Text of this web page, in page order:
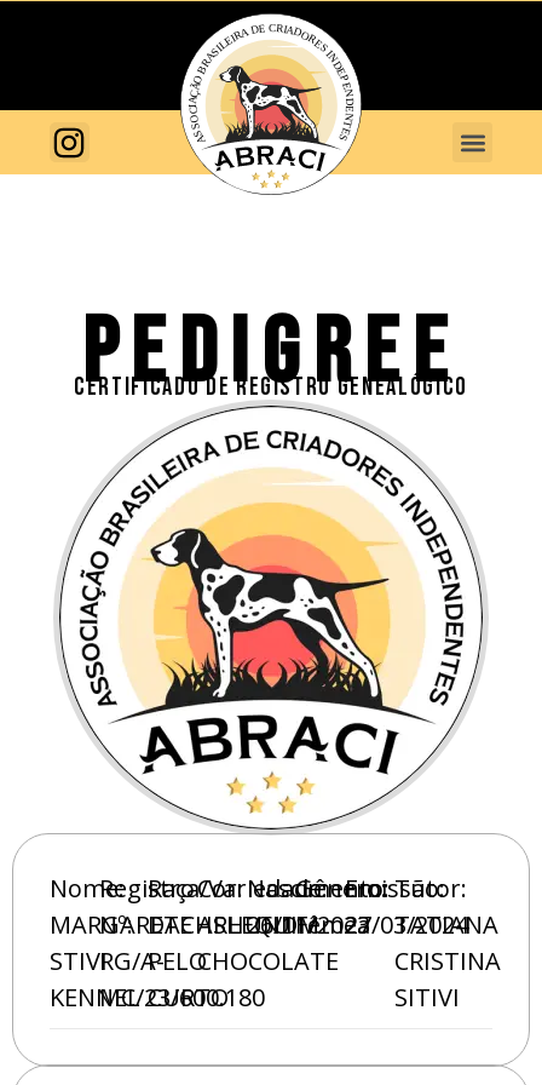
PEDIGREE
CERTIFICADO DE REGISTRO GENEALÓGICO
Nome:
MARGARETE
STIVI
KENNEL
Registro
Nº:
RG/A-
MC/23/600.180
Raça/Variedade:
DACHSHUND
PELO
CURTO
Cor:
ARLEQUIM
CHOCOLATE
Nascimento:
26/11/2023
Gênero:
Fêmea
Emissão:
27/03/2024
Tutor:
TATIANA
CRISTINA
SITIVI